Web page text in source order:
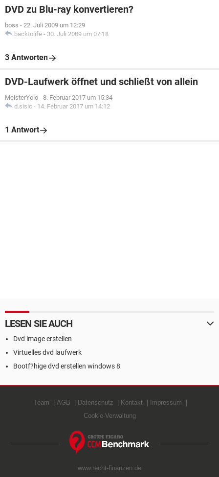
DVD zu Blu-ray konvertieren?
boss - 22. Juli 2009 um 12:29
backtolife - 30. Juli 2009 um 07:18
3 Antworten
DVD-Laufwerk öffnet und schließt von allein
MeisterYolo - 8. Februar 2017 um 15:34
d.sisic - 14. Februar 2017 um 14:12
1 Antwort
LESEN SIE AUCH
Dvd image erstellen
Virtuelles dvd laufwerk
Bootf?hige dvd erstellen windows 8
Team AGB Datenschutz Kontakt
Impressum
Cookie-Verwaltung
www.recht-finanzen.de